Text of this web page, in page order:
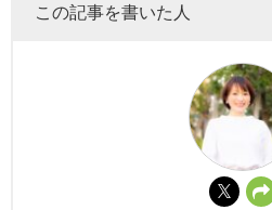
この記事を書いた人